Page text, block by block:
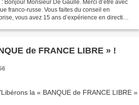
Bonjour Monsieur De Gaulle. Merci d’être avec
franco-russe. Vous faites du conseil en
vous avez 15 ans d’expérience en direction
de FRANCE LIBRE » !